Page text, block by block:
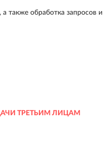
обработка запросов и
ТРЕТЬИМ ЛИЦАМ